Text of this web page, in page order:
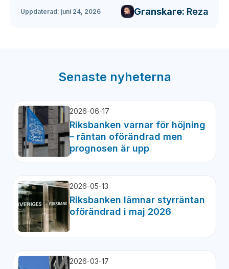
Uppdaterad: juni 24, 2026 Granskare: Reza
Senaste nyheterna
2026-06-17
Riksbanken varnar för höjning
– räntan oförändrad men
prognosen är upp
2026-05-13
Riksbanken lämnar styrräntan
oförändrad i maj 2026
2026-03-17